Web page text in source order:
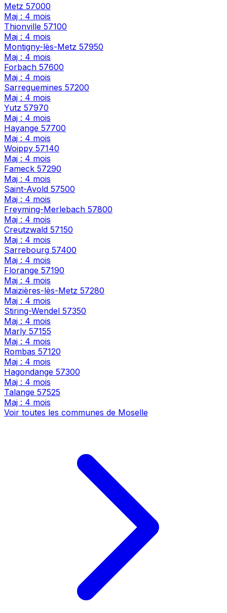
Metz 57000
Maj : 4 mois
Thionville 57100
Maj : 4 mois
Montigny-lès-Metz 57950
Maj : 4 mois
Forbach 57600
Maj : 4 mois
Sarreguemines 57200
Maj : 4 mois
Yutz 57970
Maj : 4 mois
Hayange 57700
Maj : 4 mois
Woippy 57140
Maj : 4 mois
Fameck 57290
Maj : 4 mois
Saint-Avold 57500
Maj : 4 mois
Freyming-Merlebach 57800
Maj : 4 mois
Creutzwald 57150
Maj : 4 mois
Sarrebourg 57400
Maj : 4 mois
Florange 57190
Maj : 4 mois
Maizières-lès-Metz 57280
Maj : 4 mois
Stiring-Wendel 57350
Maj : 4 mois
Marly 57155
Maj : 4 mois
Rombas 57120
Maj : 4 mois
Hagondange 57300
Maj : 4 mois
Talange 57525
Maj : 4 mois
Voir toutes les communes de Moselle